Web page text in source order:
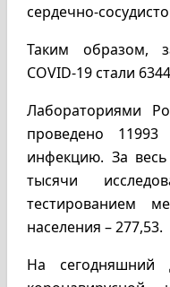
сердечно-
Таким образом,
COVID-19 стали
Лабораториями
проведено 11993
инфекцию. За
тысячи
тестированием
населения – 277,53.
На сегодняшний